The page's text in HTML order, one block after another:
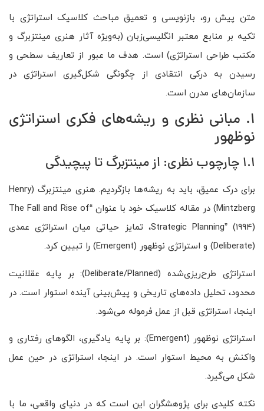
متن پیش رو، بازنویسی و تعمیق مباحث کلاسیک استراتژی با
تکیه بر منابع معتبر انگلیسی‌زبان (به‌ویژه آثار هنری مینتزبرگ و
مکتب طراحی استراتژی) است. هدف ما عبور از تعاریف سطحی و
رسیدن به درکی انتقادی از چگونگی شکل‌گیری استراتژی در
سازمان‌های مدرن است.
1. مبانی نظری و ریشه‌های فکری استراتژی
نوظهور
1.1 چارچوب نظری: از مینتزبرگ تا پیچیدگی
برای درک عمیق، باید به ریشه‌ها بازگردیم. هنری مینتزبرگ (Henry
Mintzberg) در مقاله کلاسیک خود با عنوان “The Fall and Rise of
Strategic Planning” (۱۹۹۴)، تمایز حیاتی میان استراتژی عمدی
(Deliberate) و استراتژی نوظهور (Emergent) را تبیین کرد.
استراتژی طرح‌ریزی‌شده (Deliberate/Planned): بر پایه عقلانیت
محدود، تحلیل داده‌های تاریخی و پیش‌بینی آینده استوار است. در
اینجا، استراتژی قبل از عمل فرموله می‌شود.
استراتژی نوظهور (Emergent): بر پایه یادگیری، الگوهای رفتاری و
واکنش به محیط استوار است. در اینجا، استراتژی در حین عمل
شکل می‌گیرد.
نکته کلیدی برای پژوهشگران این است که در دنیای واقعی، ما با